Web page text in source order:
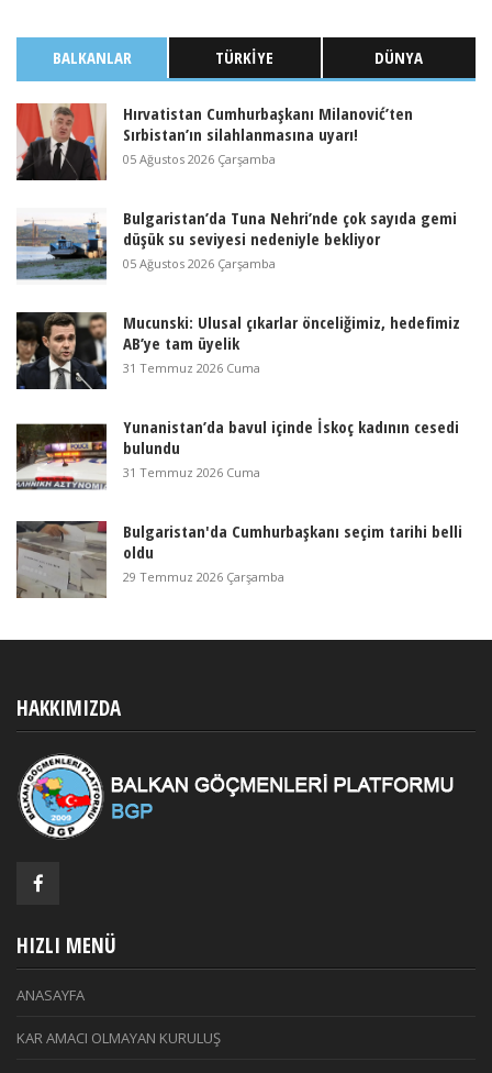
BALKANLAR TÜRKIYE DÜNYA
Hırvatistan Cumhurbaşkanı Milanović’ten
Sırbistan’ın silahlanmasına uyarı!
05 Ağustos 2026 Çarşamba
Bulgaristan’da Tuna Nehri’nde çok sayıda gemi
düşük su seviyesi nedeniyle bekliyor
05 Ağustos 2026 Çarşamba
Mucunski: Ulusal çıkarlar önceliğimiz, hedefimiz
AB’ye tam üyelik
31 Temmuz 2026 Cuma
Yunanistan’da bavul içinde İskoç kadının cesedi
bulundu
31 Temmuz 2026 Cuma
Bulgaristan'da Cumhurbaşkanı seçim tarihi belli
oldu
29 Temmuz 2026 Çarşamba
HAKKIMIZDA
HIZLI MENÜ
ANASAYFA
KAR AMACI OLMAYAN KURULUŞ